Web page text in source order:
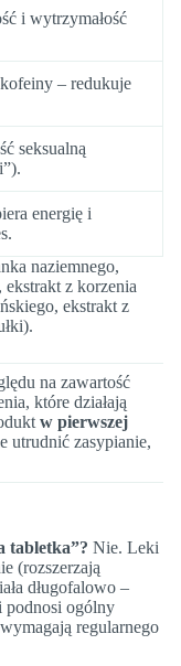
i wytrzymałość
– redukuje
seksualną
energię i
naziemnego,
ekstrakt z korzenia
ekstrakt z
na zawartość
które działają
w pierwszej
utrudnić zasypianie,
tabletka”? Nie. Leki
(rozszerzają
długofalowo –
podnosi ogólny
regularnego